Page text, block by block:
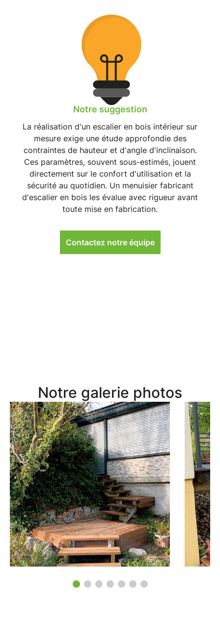
Notre suggestion
La réalisation d'un escalier en bois intérieur sur
mesureexige une étude approfondie des
contraintes de hauteur et d'angle d'inclinaison.
Ces paramètres, souvent sous-estimés, jouent
directement sur le confort d'utilisation et la
sécurité au quotidien. Un menuisier fabricant
d'escalier en bois les évalue avec rigueur avant
toute mise en fabrication.
Contactez notre équipe
Notre galerie photos